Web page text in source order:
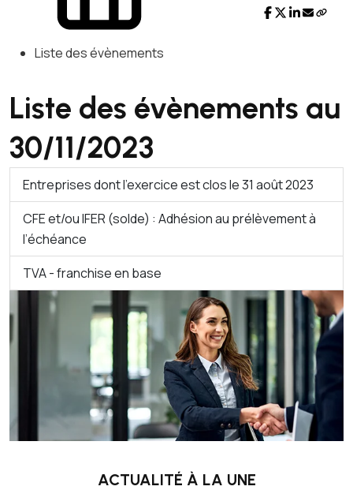
Liste des évènements
Liste des évènements au
30/11/2023
Entreprises dont l'exercice est clos le 31 août 2023
CFE et/ou IFER (solde) : Adhésion au prélèvement à
l’échéance
TVA - franchise en base
ACTUALITÉ À LA UNE